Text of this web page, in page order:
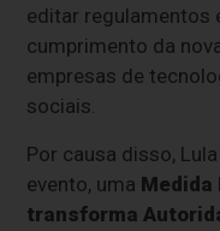
editar regulamentos
cumprimento da
empresas de
sociais.
Por causa disso,
evento, uma Medida
transforma